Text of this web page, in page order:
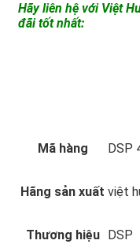
Hãy liên hệ với Việt
đãi tốt nhất:
Mã hàng DSP
Hãng sản xuất việt
Thương hiệu DSP